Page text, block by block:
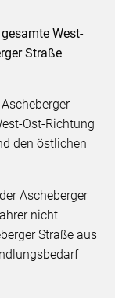
West-
Straße
Ost-Richtung
den östlichen
Ascheberger
nicht
Straße aus